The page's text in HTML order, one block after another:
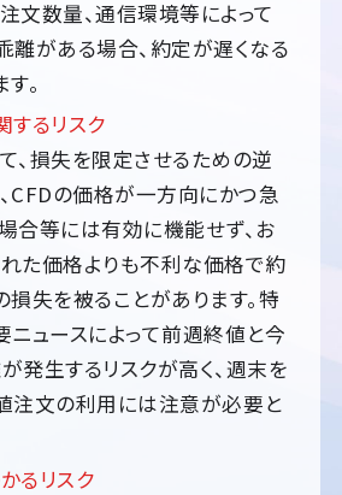
文数量、通信環境等によって
離がある場合、約定が遅くなる
。
するリスク
、損失を限定させるための逆
CFDの価格が一方向にかつ急
合等には有効に機能せず、お
た価格よりも不利な価格で約
損失を被ることがあります。特
ニュースによって前週終値と今
発生するリスクが高く、週末を
注文の利用には注意が必要と
るリスク